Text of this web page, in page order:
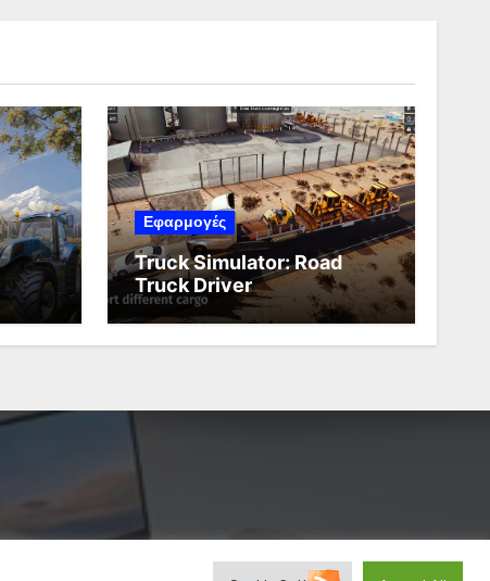
Εφαρμογές
Truck Simulator: Road
Truck Driver